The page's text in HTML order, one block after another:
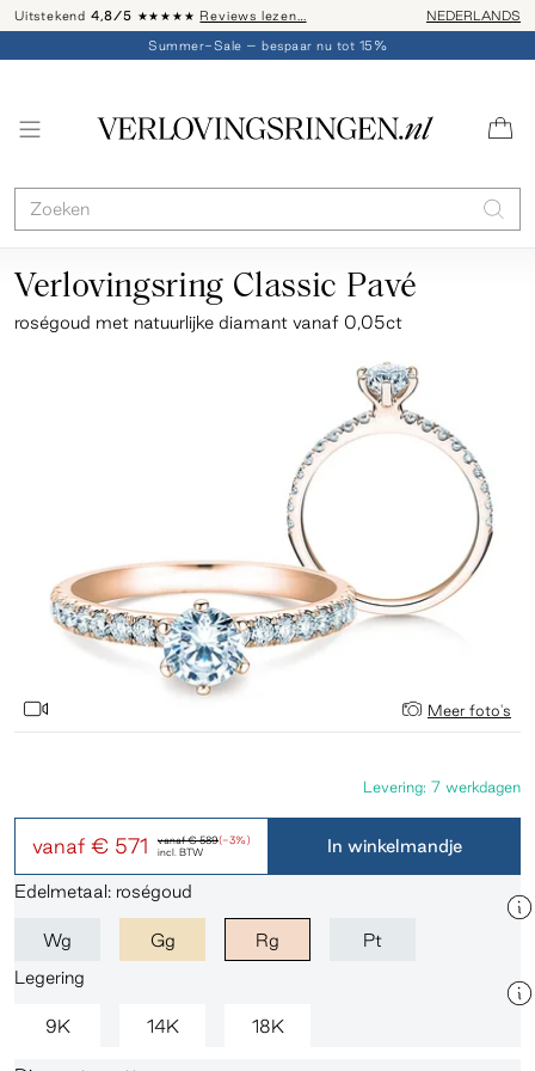
Uitstekend 4,8/5 ★★★★★ Reviews lezen… Advies: 020 -
NEDERLANDS
Summer-Sale – bespaar nu tot 15%
Verlovingsring Classic Pavé
roségoud met natuurlijke diamant vanaf 0,05ct
Meer foto's
vanaf€ 589(-3%)
vanaf € 571 incl. BTW
Levering: 7 werkdagen
In winkelmandje
Edelmetaal: roségoud
Wg Gg Rg
Pt
Legering
9K 14K 18K